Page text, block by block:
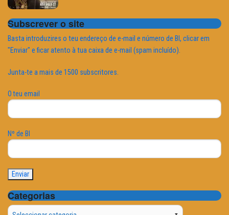
Subscrever o site
Basta introduzires o teu endereço de e-mail e número de BI, clicar em
"Enviar" e ficar atento à tua caixa de e-mail (spam incluído).
Junta-te a mais de 1500 subscritores.
O teu email
Nº de BI
Categorias
Categorias